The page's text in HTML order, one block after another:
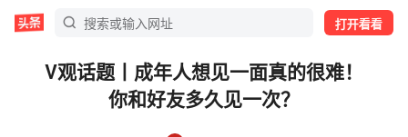
打开看看
V观话题丨成年人想见一面真的很难！
你和好友多久见一次？